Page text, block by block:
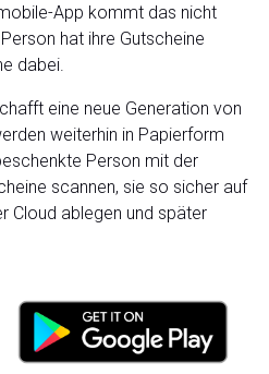
App kommt das nicht
hat ihre Gutscheine
dabei.
eine neue Generation von
weiterhin in Papierform
Person mit der
scannen, sie so sicher auf
Cloud ablegen und später